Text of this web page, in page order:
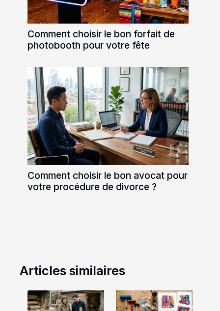
Comment choisir le bon forfait de
photobooth pour votre fête
Comment choisir le bon avocat pour
votre procédure de divorce ?
Articles similaires